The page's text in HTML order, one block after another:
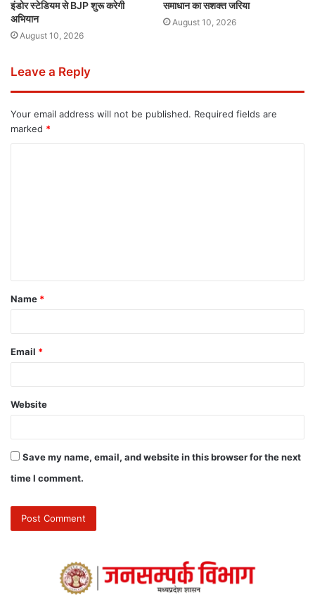
इंडोर स्टेडियम से BJP शुरू करेगी
अभियान
August 10, 2026
समाधान का सशक्त जरिया
August 10, 2026
Leave a Reply
Your email address will not be published. Required fields are
marked *
Name *
Email *
Website
Save my name, email, and website in this browser for the next
time I comment.